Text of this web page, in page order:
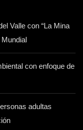
Valle con “La Mina
Mundial
con enfoque de
adultas